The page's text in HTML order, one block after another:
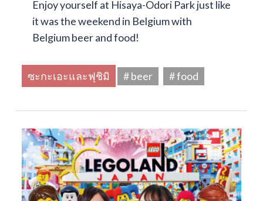
Enjoy yourself at Hisaya-Odori Park just like
it was the weekend in Belgium with
Belgium beer and food!
ซะกะเอะและฟุชิมิ # beer # food